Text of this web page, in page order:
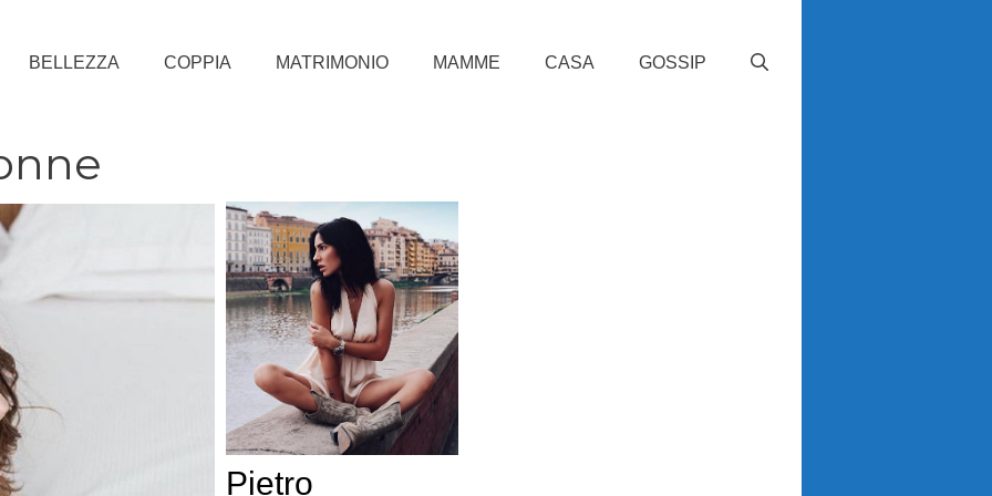
BELLEZZA COPPIA MATRIMONIO MAMME CASA GOSSIP
Pietro